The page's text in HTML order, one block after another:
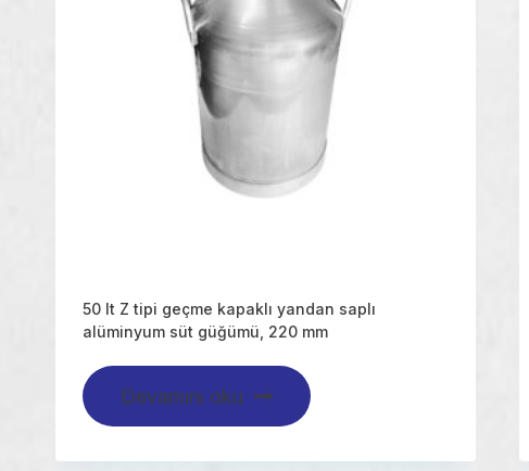
50 lt Z tipi geçme kapaklı yandan saplı
alüminyum süt güğümü, 220 mm
Devamını oku